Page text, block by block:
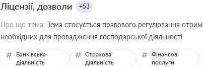
Ліцензії, дозволи +53
Про що тема: Тема стосується правового регулювання
необхідних для провадження господарської діяльності
Банківська
діяльність
Страхова
діяльність
Фінансові
послуги